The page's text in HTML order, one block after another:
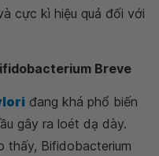
cực kì hiệu quả đối với
Breve
đang khá phổ biến
gây ra loét dạ dày.
thấy, Bifidobacterium